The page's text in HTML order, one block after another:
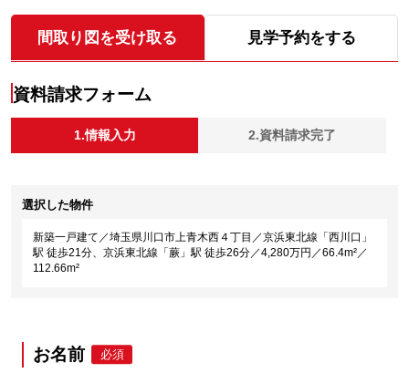
間取り図を受け取る 見学予約をする
資料請求フォーム
1.情報入力 2.資料請求完了
選択した物件
新築一戸建て／埼玉県川口市上青木西４丁目／京浜東北線「西川口」
駅 徒歩21分、京浜東北線「蕨」駅 徒歩26分／4,280万円／66.4m²／
112.66m²
お名前 必須